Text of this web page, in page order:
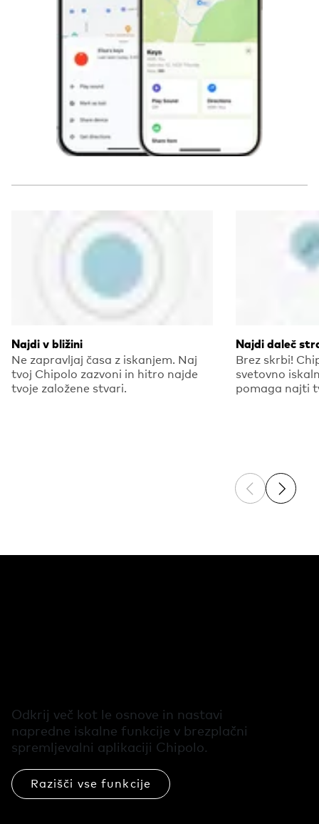
Najdi v bližini
Ne zapravljaj časa z iskanjem. Naj
tvoj Chipolo zazvoni in hitro najde
tvoje založene stvari.
Najdi daleč
Brez skrbi!
svetovno
pomaga najti
Previous
Next
Odkrij več kot le osnove in nastavi
napredne iskalne funkcije v brezplačni
spremljevalni aplikaciji Chipolo.
Razišči vse funkcije